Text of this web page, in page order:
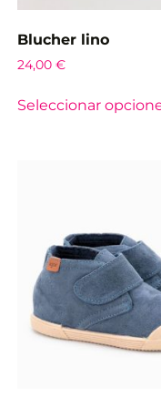
Blucher lino
24,00€
Seleccionar